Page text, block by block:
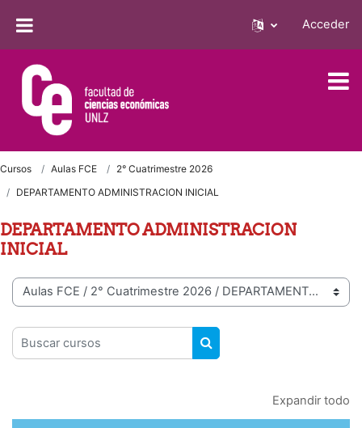
Acceder
Cursos Aulas FCE
2° Cuatrimestre 2026
DEPARTAMENTO ADMINISTRACION INICIAL
DEPARTAMENTO ADMINISTRACION
INICIAL
Categorías
Buscar cursos
BUSCAR CURSOS
Expandir todo